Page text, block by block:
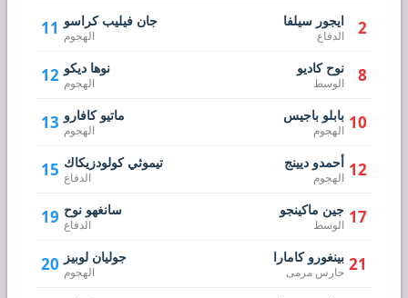
11 جان فيليب كراسو
الهجوم
12 نوها ديكو
الهجوم
13 ماتيو كافارو
الهجوم
15 تيموثي كولودزيكاك
الدفاع
19 سانغهو نوح
الدفاع
20 جوليان لوبيز
الهجوم
2 ايجور سيلفا
الدفاع
8 نوح كاديو
الوسط
10 بابلو باجيس
الهجوم
12 أحمدو ديينج
الهجوم
17 جين ماكينجو
الوسط
21 بينغورو كامارا
حارس مرمى